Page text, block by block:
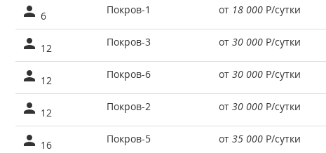
6 Покров-1 от 18 000 Р/сутки
12 Покров-3 от 30 000 Р/сутки
12 Покров-6 от 30 000 Р/сутки
12 Покров-2 от 30 000 Р/сутки
16 Покров-5 от 35 000 Р/сутки